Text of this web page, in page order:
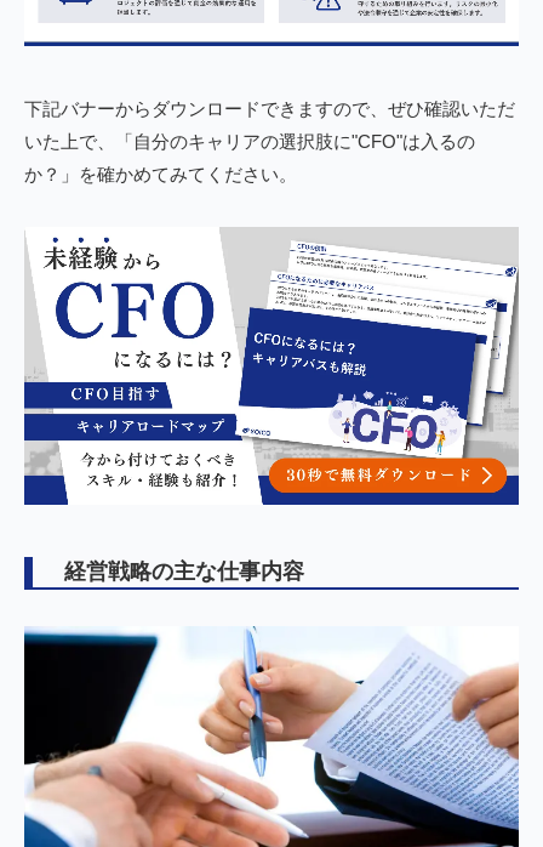
下記バナーからダウンロードできますので、ぜひ確認いただ
いた上で、「自分のキャリアの選択肢に"CFO"は入るの
か？」を確かめてみてください。
経営戦略の主な仕事内容